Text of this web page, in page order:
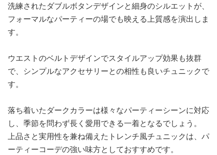
洗練されたダブルボタンデザインと細身のシルエットが、
フォーマルなパーティーの場でも映える上質感を演出しま
す。
ウエストのベルトデザインでスタイルアップ効果も抜群
で、シンプルなアクセサリーとの相性も良いチュニックで
す。
落ち着いたダークカラーは様々なパーティーシーンに対応
し、季節を問わず長く愛用できる一着となるでしょう。
上品さと実用性を兼ね備えたトレンチ風チュニックは、パ
ーティーコーデの強い味方としておすすめです。